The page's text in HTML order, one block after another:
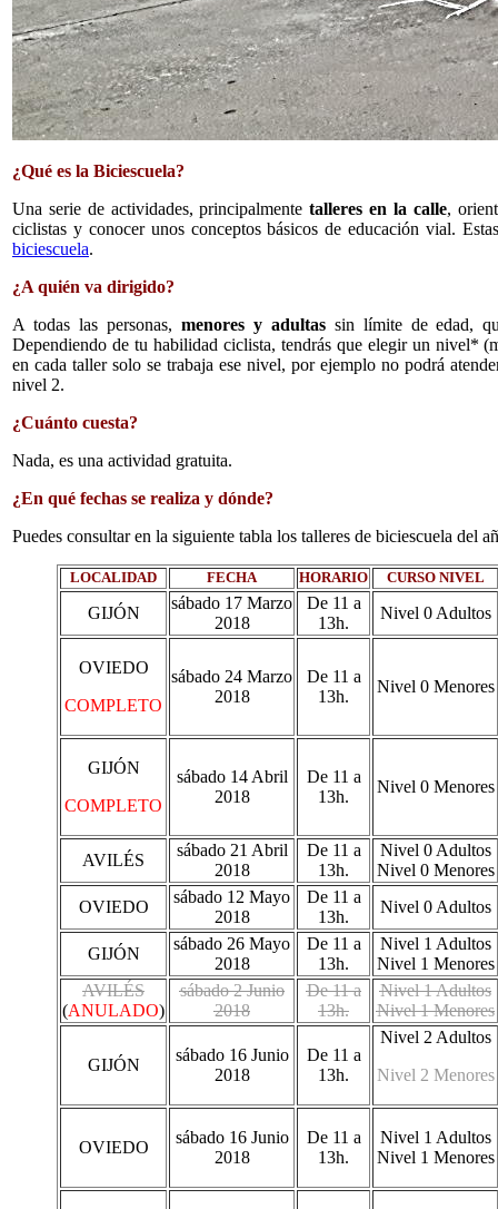
¿Qué es la Biciescuela?
Una serie de actividades, principalmentetalleres en la calle,
ciclistas y conocer unos conceptos básicos de educación vial.
biciescuela.
¿A quién va dirigido?
A todas las personas, menores y adultassin límite de edad,
Dependiendo de tu habilidad ciclista, tendrás que elegir un nivel*
en cada taller solo se trabaja ese nivel, por ejemplo no podrá
nivel 2.
¿Cuánto cuesta?
Nada, es una actividad gratuita.
¿En qué fechas se realiza y dónde?
Puedes consultar en la siguiente tabla los talleres de biciescuela del
LOCALIDAD FECHA HORARIO CURSO NIVEL
GIJÓN
sábado 17 Marzo
2018
De 11 a
13h.
Nivel 0 Adultos
OVIEDO
COMPLETO
sábado 24 Marzo
2018
De 11 a
13h.
Nivel 0 Menores
GIJÓN
COMPLETO
sábado 14 Abril
2018
De 11 a
13h.
Nivel 0 Menores
AVILÉS
sábado 21 Abril
2018
De 11 a
13h.
Nivel 0 Adultos
Nivel 0 Menores
OVIEDO
sábado 12 Mayo
2018
De 11 a
13h.
Nivel 0 Adultos
GIJÓN
sábado 26 Mayo
2018
De 11 a
13h.
Nivel 1 Adultos
Nivel 1 Menores
AVILÉS
(ANULADO)
sábado 2 Junio
2018
De 11 a
13h.
Nivel 1 Adultos
Nivel 1 Menores
GIJÓN
sábado 16 Junio
2018
De 11 a
13h.
Nivel 2 Adultos
Nivel 2 Menores
OVIEDO
sábado 16 Junio
2018
De 11 a
13h.
Nivel 1 Adultos
Nivel 1 Menores